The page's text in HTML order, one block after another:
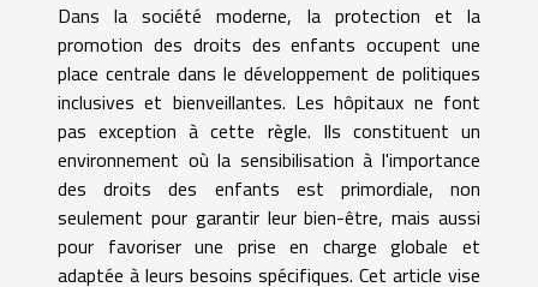
Dans la société moderne, la protection et la
promotion des droits des enfants occupent une
place centrale dans le développement de politiques
inclusives et bienveillantes. Les hôpitaux ne font
pas exception à cette règle. Ils constituent un
environnement où la sensibilisation à l'importance
des droits des enfants est primordiale, non
seulement pour garantir leur bien-être, mais aussi
pour favoriser une prise en charge globale et
adaptée à leurs besoins spécifiques. Cet article vise